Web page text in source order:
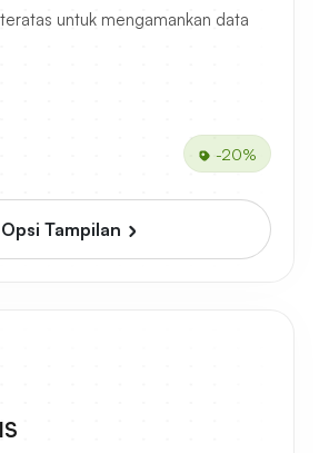
untuk mengamankan data
-20%
Opsi Tampilan